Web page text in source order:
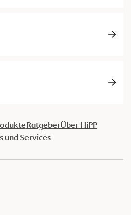
RatgeberÜber HiPP
und Services